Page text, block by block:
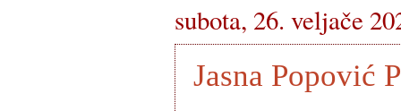
subota, 26. veljače
Jasna Popović